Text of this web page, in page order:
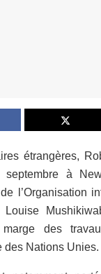
étrangères,
septembre à
l’Organisation
Louise
marge des
des Nations Unies.